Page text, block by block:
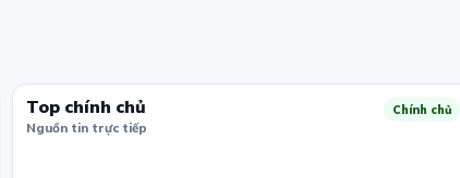
Top chính chủ
Nguồn tin trực tiếp
Chính chủ